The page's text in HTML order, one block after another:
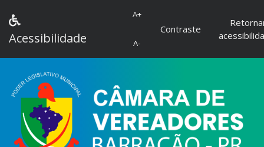
Acessibilidade
A+
A-
Contraste